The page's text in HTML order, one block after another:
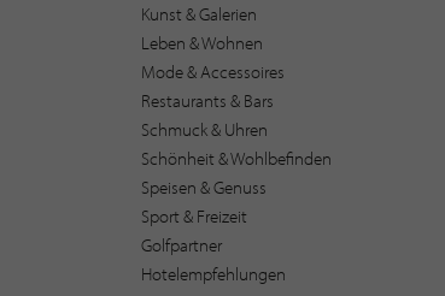
Kunst & Galerien
Leben & Wohnen
Mode & Accessoires
Restaurants & Bars
Schmuck & Uhren
Schönheit & Wohlbefinden
Speisen & Genuss
Sport & Freizeit
Golfpartner
Hotelempfehlungen